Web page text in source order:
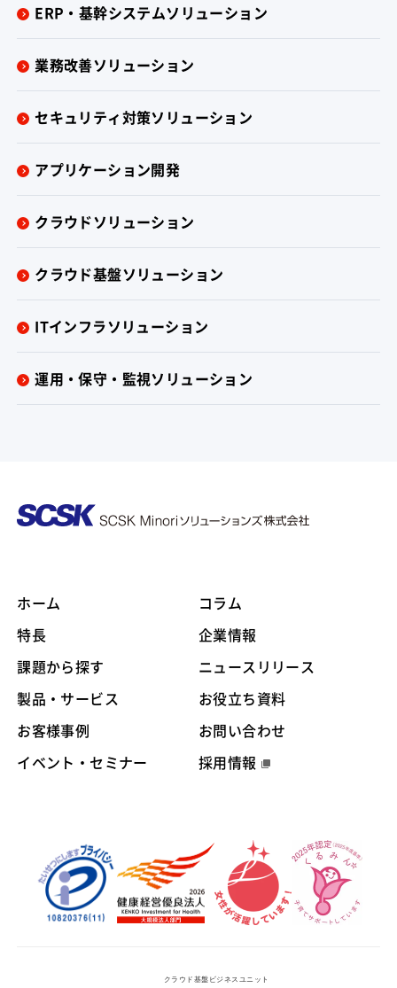
ERP・基幹システムソリューション
業務改善ソリューション
セキュリティ対策ソリューション
アプリケーション開発
クラウドソリューション
クラウド基盤ソリューション
ITインフラソリューション
運用・保守・監視ソリューション
ホーム
特長
課題から探す
製品・サービス
お客様事例
イベント・セミナー
コラム
企業情報
ニュースリリース
お役立ち資料
お問い合わせ
採用情報
クラウド基盤ビジネスユニット